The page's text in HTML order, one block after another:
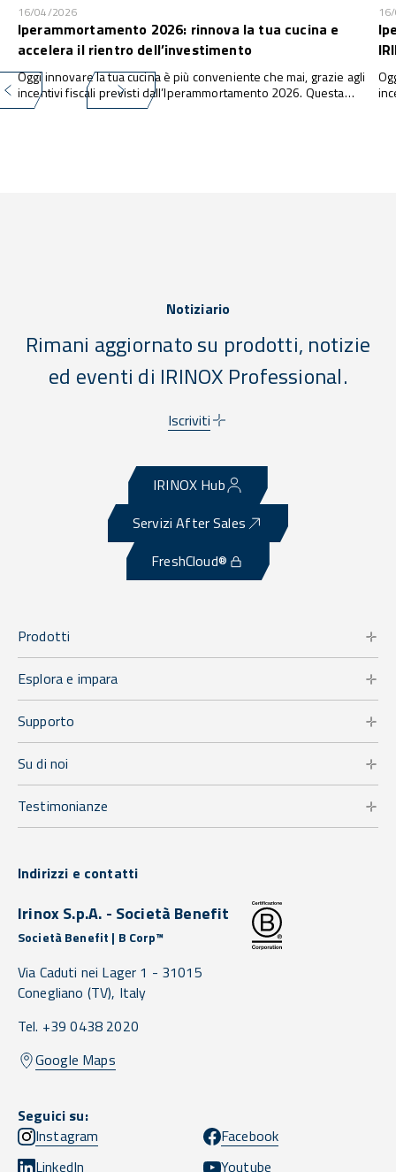
16/04/2026
Iperammortamento 2026: rinnova la tua cucina e
accelera il rientro dell’investimento
Oggi innovare la tua cucina è più conveniente che mai, grazie agli
incentivi fiscali previsti dall’Iperammortamento 2026. Questa
misura consente alle imprese di investire in nuove attrezzature e
Notiziario
Rimani aggiornato su prodotti, notizie
ed eventi di IRINOX Professional.
Iscriviti
IRINOX Hub
Servizi After Sales
FreshCloud®
Prodotti
Esplora e impara
Supporto
Su di noi
Testimonianze
Indirizzi e contatti
Irinox S.p.A. - Società Benefit
Società Benefit | B Corp™
Via Caduti nei Lager 1 - 31015
Conegliano (TV), Italy
Tel. +39 0438 2020
Google Maps
Seguici su:
Instagram
Facebook
LinkedIn
Youtube